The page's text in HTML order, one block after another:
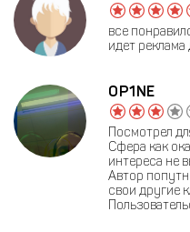
все
идет
OP1NE
Посмотрел
Сфера как
интереса не
Автор
свои другие